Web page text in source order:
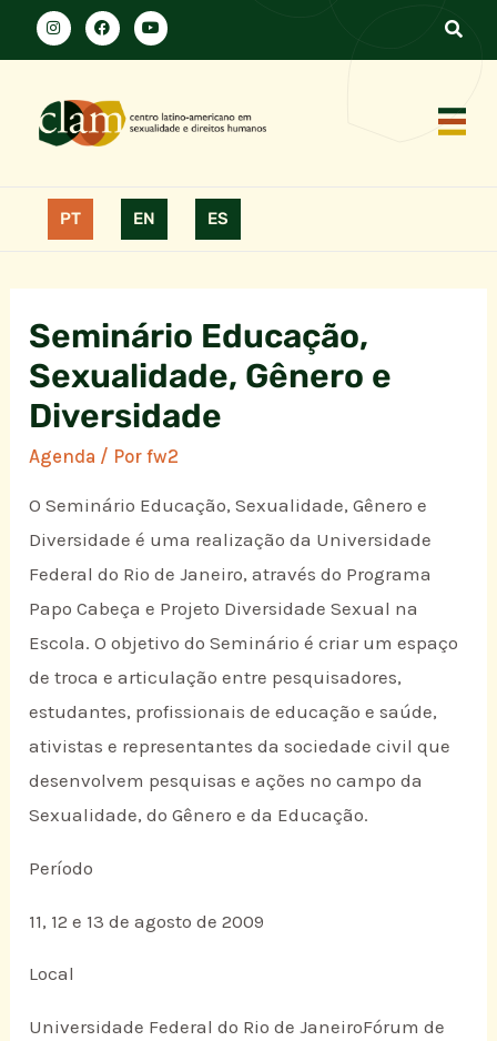
PT EN ES
Seminário Educação,
Sexualidade, Gênero e
Diversidade
Agenda / Porfw2
O Seminário Educação, Sexualidade, Gênero e
Diversidade é uma realização da Universidade
Federal do Rio de Janeiro, através do Programa
Papo Cabeça e Projeto Diversidade Sexual na
Escola. O objetivo do Seminário é criar um espaço
de troca e articulação entre pesquisadores,
estudantes, profissionais de educação e saúde,
ativistas e representantes da sociedade civil que
desenvolvem pesquisas e ações no campo da
Sexualidade, do Gênero e da Educação.
Período
11, 12 e 13 de agosto de 2009
Local
Universidade Federal do Rio de JaneiroFórum de